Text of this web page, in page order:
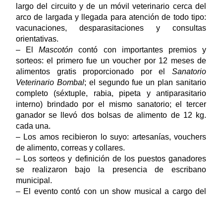
largo del circuito y de un móvil veterinario cerca del
arco de largada y llegada para atención de todo tipo:
vacunaciones, desparasitaciones y consultas
orientativas.
– ElMascotón contó con importantes premios y
sorteos: el primero fue un voucher por 12 meses de
alimentos gratis proporcionado por elSanatorio
Veterinario Bombal; el segundo fue un plan sanitario
completo (séxtuple, rabia, pipeta y antiparasitario
interno) brindado por el mismo sanatorio; el tercer
ganador se llevó dos bolsas de alimento de 12 kg.
cada una.
– Los amos recibieron lo suyo: artesanías, vouchers
de alimento, correas y collares.
– Los sorteos y definición de los puestos ganadores
se realizaron bajo la presencia de escribano
municipal.
– El evento contó con un show musical a cargo del